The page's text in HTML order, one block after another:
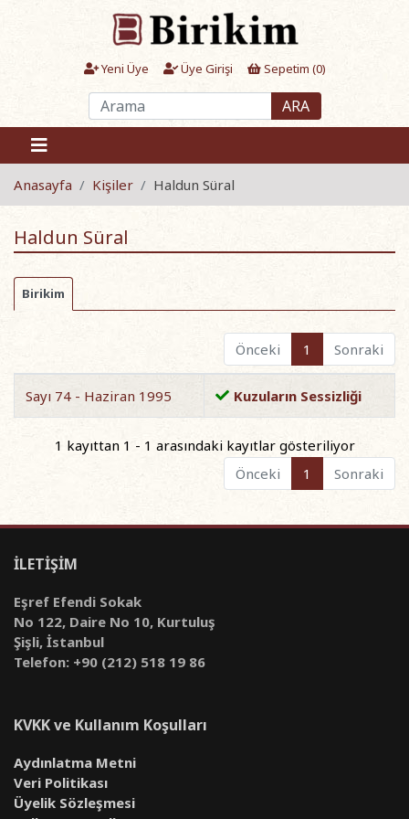
Yeni Üye Üye Girişi Sepetim (0)
ARA
Anasayfa Kişiler Haldun Süral
Haldun Süral
Birikim
Önceki 1 Sonraki
Sayı 74 - Haziran 1995 Kuzuların Sessizliği
1 kayıttan 1 - 1 arasındaki kayıtlar gösteriliyor
Önceki
1 Sonraki
İLETİŞİM
Eşref Efendi Sokak
No 122, Daire No 10, Kurtuluş
Şişli, İstanbul
Telefon: +90 (212) 518 19 86
KVKK ve Kullanım Koşulları
Aydınlatma Metni
Veri Politikası
Üyelik Sözleşmesi